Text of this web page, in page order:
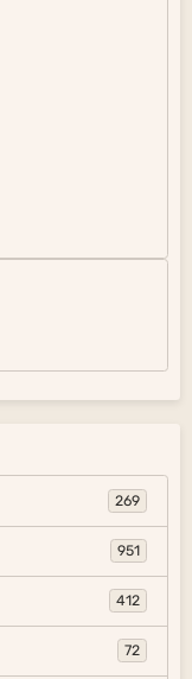
269
951
412
72